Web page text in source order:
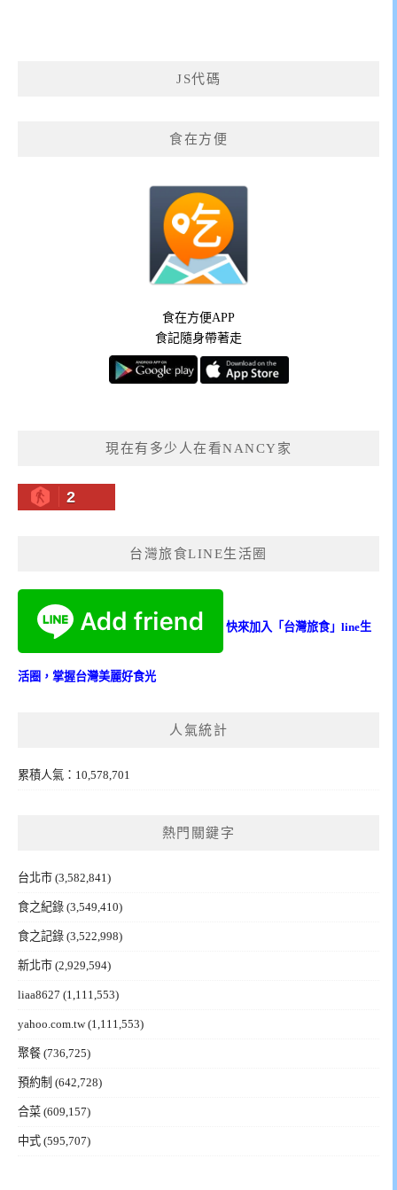
JS代碼
食在方便
食在方便APP
食記隨身帶著走
現在有多少人在看NANCY家
2
台灣旅食LINE生活圈
快來加入「台灣旅食」line生
活圈，掌握台灣美麗好食光
人氣統計
累積人氣：10,578,701
熱門關鍵字
台北市 (3,582,841)
食之紀錄 (3,549,410)
食之記錄 (3,522,998)
新北市 (2,929,594)
liaa8627 (1,111,553)
yahoo.com.tw(1,111,553)
聚餐 (736,725)
預約制 (642,728)
合菜 (609,157)
中式 (595,707)